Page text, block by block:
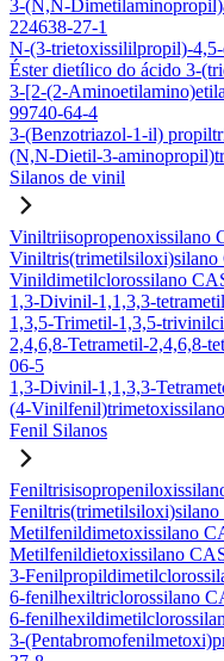
3-(N,N-
224638-27-1
N-(3-trietoxissililpropil)-
Éster dietílico do ácido 3-
3-[2-(2-
99740-64-4
3-(Benzotriazol-1-il)
(N,N-Dietil-3-
Silanos de vinil
Viniltriisopropenoxissilano
Viniltris(trimetilsiloxi)silano
Vinildimetilclorossilano
1,3-Divinil-1,1,3,3-
1,3,5-Trimetil-1,3,5-
2,4,6,8-Tetrametil-2,4,6,8-
06-5
1,3-Divinil-1,1,3,3-
(4-
Fenil Silanos
Metilfenildimetoxissilano
Metilfenildietoxissilano
3-
6-fenilhexiltriclorossilano
6-
3-